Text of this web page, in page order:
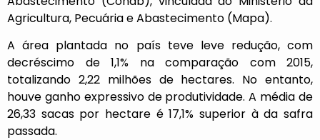
Agricultura, Pecuária e Abastecimento (Mapa).
A área plantada no país teve leve redução, com
decréscimo de 1,1% na comparação com 2015,
totalizando 2,22 milhões de hectares. No entanto,
houve ganho expressivo de produtividade. A média de
26,33 sacas por hectare é 17,1% superior à da safra
passada.